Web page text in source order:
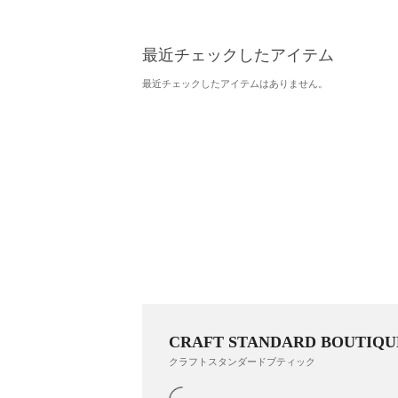
最近チェックしたアイテム
最近チェックしたアイテムはありません。
CRAFT STANDARD
クラフトスタンダードブティック